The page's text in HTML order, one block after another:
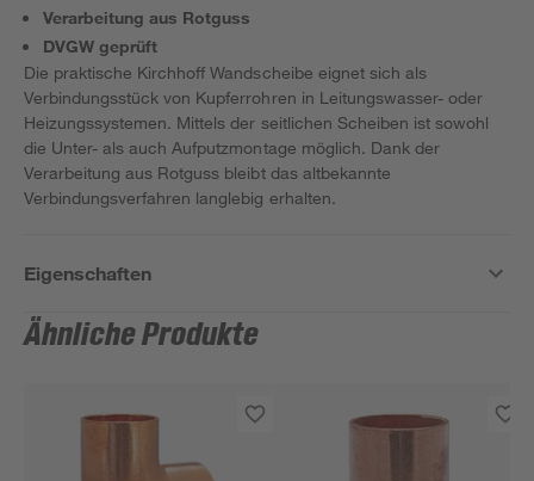
Verarbeitung aus Rotguss
DVGW geprüft
Die praktische Kirchhoff Wandscheibe eignet sich als
Verbindungsstück von Kupferrohren in Leitungswasser- oder
Heizungssystemen. Mittels der seitlichen Scheiben ist sowohl
die Unter- als auch Aufputzmontage möglich. Dank der
Verarbeitung aus Rotguss bleibt das altbekannte
Verbindungsverfahren langlebig erhalten.
Eigenschaften
Ähnliche Produkte